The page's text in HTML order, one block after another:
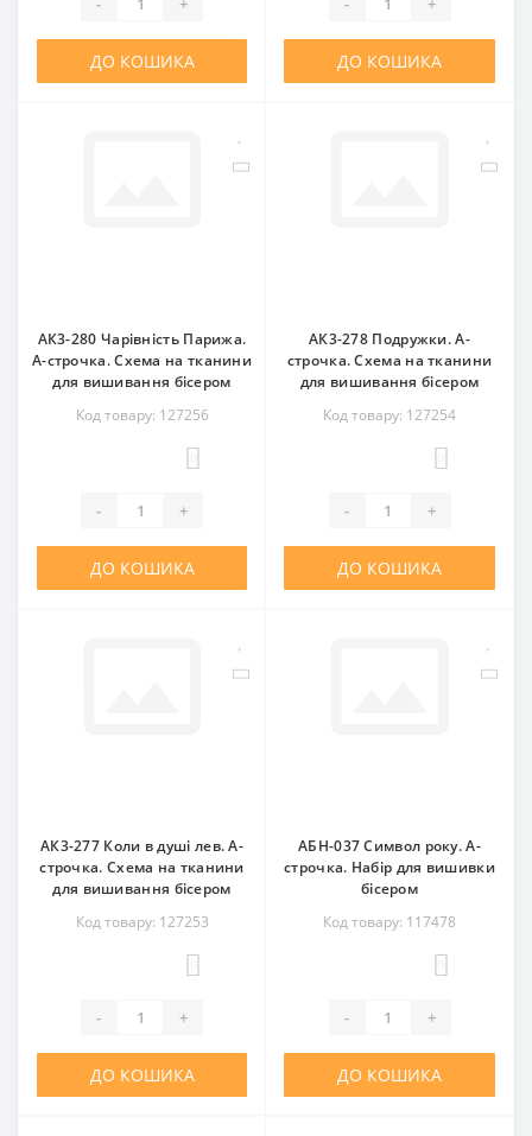
ДО КОШИКА ДО КОШИКА
АК3-280 Чарівність Парижа.
А-строчка. Схема на тканини
для вишивання бісером
Код товару: 127256
- +
ДО КОШИКА
АК3-278 Подружки. А-
строчка. Схема на тканини
для вишивання бісером
Код товару: 127254
- +
ДО КОШИКА
АК3-277 Коли в душі лев. А-
строчка. Схема на тканини
для вишивання бісером
Код товару: 127253
- +
ДО КОШИКА
АБН-037 Символ року. А-
строчка. Набір для вишивки
бісером
Код товару: 117478
- +
ДО КОШИКА